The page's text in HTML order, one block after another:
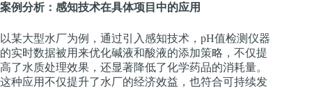
案例分析：感知技术在具体项目中的应用
以某大型水厂为例，通过引入感知技术，pH值检测仪器
的实时数据被用来优化碱液和酸液的添加策略，不仅提
高了水质处理效果，还显著降低了化学药品的消耗量。
这种应用不仅提升了水厂的经济效益，也符合可持续发